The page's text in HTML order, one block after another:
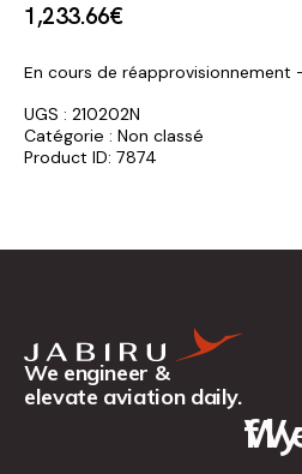
1,233.66€
En cours de réapprovisionnement
UGS : 210202N
Catégorie : Non classé
Product ID: 7874
We engineer &
elevate aviation daily.
We can